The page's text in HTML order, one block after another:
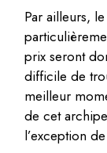
Par ailleurs,
prix seront
difficile de
meilleur
de cet
l’exception